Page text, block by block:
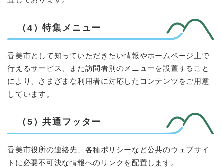
（4）特集メニュー
香美市として知っていただきたい情報やホームページ上で
行えるサービス、また訪問者別のメニューを設置すること
により、さまざまな利用者に対応したコンテンツをご用意
しています。
（5）共通フッター
香美市役所の連絡先、各種ポリシーなど公共のウェブサイ
トに必要不可決な情報へのリンクを配置します。